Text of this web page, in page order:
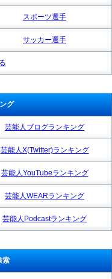
スポーツ選手
サッカー選手
グ
芸能人ブログランキング
芸能人X(Twitter)ランキング
芸能人YouTubeランキング
芸能人WEARランキング
芸能人Podcastランキング
索